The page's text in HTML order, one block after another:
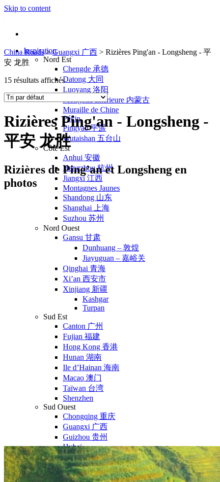
Skip to content
Inspiration
Nord Est
Chengde 承德
Datong 大同
Luoyang 洛阳
Mongolie Intérieure 内蒙古
Muraille de Chine
Pékin
Pingyao 平遥
Wutaishan 五台山
Côte Est
Anhui 安徽
Hangzhou 杭州
Jiangxi 江西
Montagnes Jaunes
Shandong 山东
Shanghai 上海
Suzhou 苏州
Nord Ouest
Gansu 甘肃
Dunhuang – 敦煌
Jiayuguan – 嘉峪关
Qinghai 青海
Xi’an 西安市
Xinjiang 新疆
Kashgar
Turpan
Sud Est
Canton 广州
Fujian 福建
Hong Kong 香港
Hunan 湖南
Ile d’Hainan 海南
Macao 澳门
Taïwan 台湾
Shenzhen
Sud Ouest
Chongqing 重庆
Guangxi 广西
Guizhou 贵州
Hubei
Sichuan 四川
Tibet 西藏
Yunnan 云南
China Roads > Guangxi 广西 > Rizières Ping'an - Longsheng - 平
安 龙胜
15 résultats affichés
Rizières Ping'an - Longsheng -
平安 龙胜
Rizières de Ping’an et Longsheng en
photos